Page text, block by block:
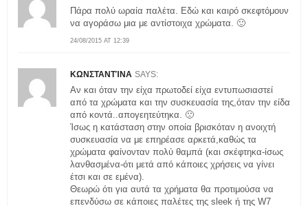
24/08/2015 AT 12:39
Πάρα πολύ ωραία παλέτα. Εδώ και καιρό σκεφτόμουν
να αγοράσω μια με αντίστοιχα χρώματα. 🙂
ΚΩΝΣΤΑΝΤΊΝΑ SAYS:
Αν και όταν την είχα πρωτοδεί είχα εντυπωσιαστεί
από τα χρώματα και την συσκευασία της,όταν την είδα
από κοντά..απογεητεύτηκα. 🙁
Ίσως η κατάσταση στην οποία βρισκόταν η ανοιχτή
συσκευασία να με επηρέασε αρκετά,καθώς τα
χρώματα φαίνονταν πολύ θαμπά (και σκέφτηκα-ίσως
λανθασμένα-ότι μετά από κάποιες χρήσεις να γίνει
έτσι και σε εμένα).
Θεωρώ ότι για αυτά τα χρήματα θα προτιμούσα να
επενδύσω σε κάποιες παλέτες της sleek ή της W7